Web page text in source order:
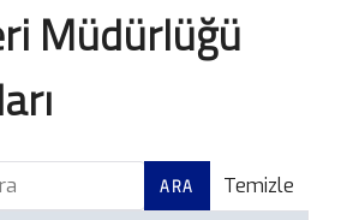
Müdürlüğü
ARA Temizle